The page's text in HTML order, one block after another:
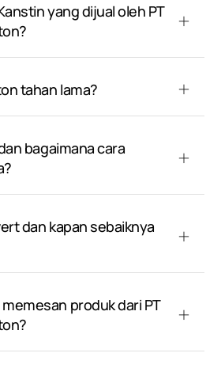
yang dijual oleh PT
tahan lama?
bagaimana cara
dan kapan sebaiknya
produk dari PT